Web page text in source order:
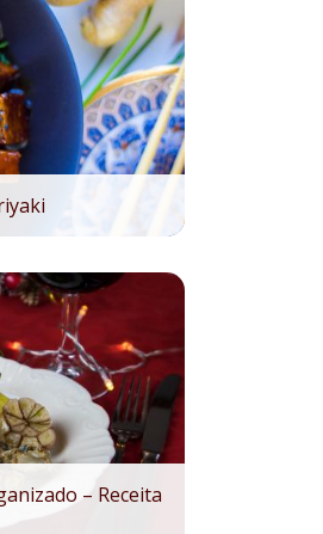
– Receita